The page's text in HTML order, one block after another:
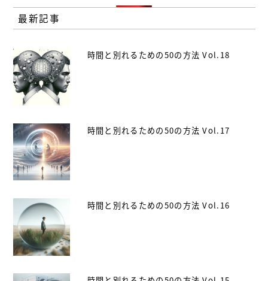
最新記事
時間と別れるための50の方法 Vol.18
時間と別れるための50の方法 Vol.17
時間と別れるための50の方法 Vol.16